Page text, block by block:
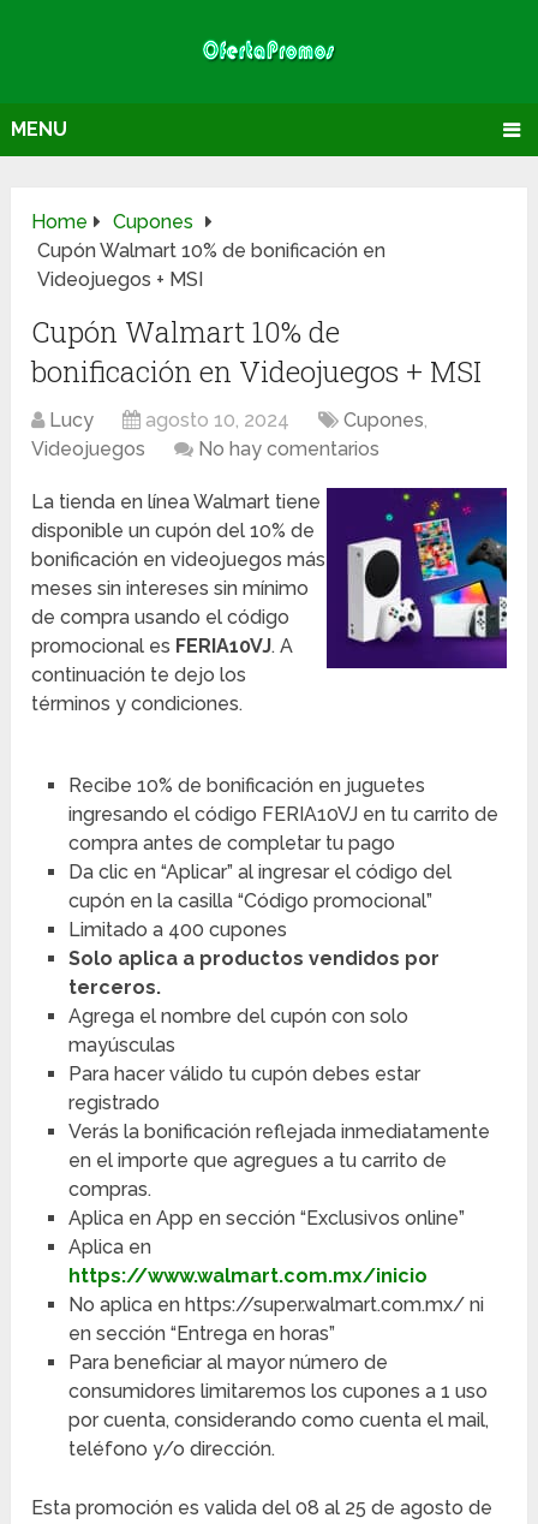
MENU
Home
Cupones
Cupón Walmart 10% de bonificación en
Videojuegos + MSI
Cupón Walmart 10% de
bonificación en Videojuegos + MSI
Lucy agosto 10, 2024 Cupones,
Videojuegos
No hay comentarios
La tienda en línea Walmart tiene
disponible un cupón del 10% de
bonificación en videojuegos más
meses sin intereses sin mínimo
de compra usando el código
promocional es FERIA10VJ. A
continuación te dejo los
términos y condiciones.
Recibe 10% de bonificación en juguetes
ingresando el código FERIA10VJ en tu carrito de
compra antes de completar tu pago
Da clic en “Aplicar” al ingresar el código del
cupón en la casilla “Código promocional”
Limitado a 400 cupones
Solo aplica a productos vendidos por
terceros.
Agrega el nombre del cupón con solo
mayúsculas
Para hacer válido tu cupón debes estar
registrado
Verás la bonificación reflejada inmediatamente
en el importe que agregues a tu carrito de
compras.
Aplica en App en sección “Exclusivos online”
Aplica en
https://www.walmart.com.mx/inicio
No aplica en https://super.walmart.com.mx/ ni
en sección “Entrega en horas”
Para beneficiar al mayor número de
consumidores limitaremos los cupones a 1 uso
por cuenta, considerando como cuenta el mail,
teléfono y/o dirección.
Esta promoción es valida del 08 al 25 de agosto de